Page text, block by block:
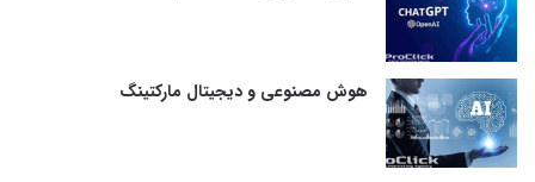
هوش مصنوعی و دیجیتال مارکتینگ